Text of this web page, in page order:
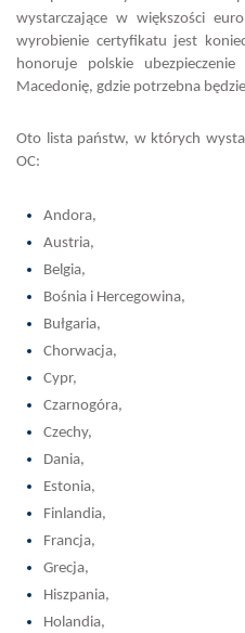
wystarczające w większości
wyrobienie certyfikatu jest
honoruje polskie
Macedonię, gdzie potrzebna
Oto lista państw, w których
OC:
Andora,
Austria,
Belgia,
Bośnia i Hercegowina,
Bułgaria,
Chorwacja,
Cypr,
Czarnogóra,
Czechy,
Dania,
Estonia,
Finlandia,
Francja,
Grecja,
Hiszpania,
Holandia,